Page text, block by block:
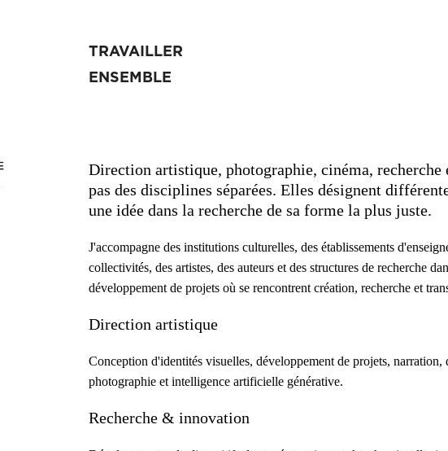
TRAVAILLER
ENSEMBLE
Direction artistique, photographie, cinéma, recherche
pas des disciplines séparées. Elles désignent
une idée dans la recherche de sa forme la plus juste.
J'accompagne des institutions culturelles, des établissements
collectivités, des artistes, des auteurs et des structures de recherche
développement de projets où se rencontrent création, recherche et
Direction artistique
Conception d'identités visuelles, développement de projets, narration,
photographie et intelligence artificielle générative.
Recherche & innovation